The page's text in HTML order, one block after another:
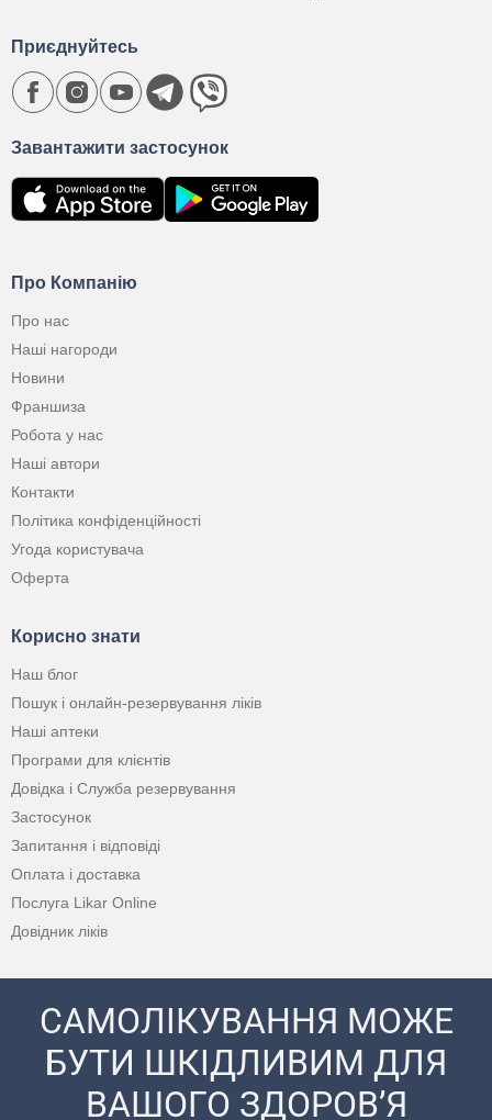
Про Компанію
Про нас
Наші нагороди
Новини
Франшиза
Робота у нас
Наші автори
Контакти
Політика конфіденційності
Угода користувача
Оферта
Корисно знати
Наш блог
Пошук і онлайн-резервування ліків
Наші аптеки
Програми для клієнтів
Довідка і Служба резервування
Застосунок
Запитання і відповіді
Оплата і доставка
Послуга Likar Online
Довідник ліків
Завантажити застосунок
Приєднуйтесь
САМОЛІКУВАННЯ МОЖЕ
БУТИ ШКІДЛИВИМ ДЛЯ
ВАШОГО ЗДОРОВ’Я